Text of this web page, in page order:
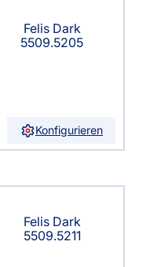
Felis Dark
5509.5205
Konfigurieren
Felis Dark
5509.5211